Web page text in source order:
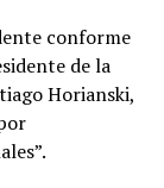
conforme
de la
Horianski,